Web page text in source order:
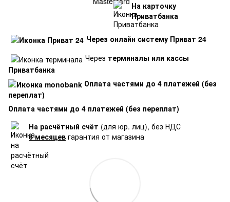
На карточку
Приватбанка
Через онлайн систему Приват 24
Через терминалы или кассы
Приватбанка
Оплата частями до 4 платежей (без
переплат)
Оплата частями до 4 платежей (без переплат)
На расчётный счёт (для юр. лиц), без НДС
6 месяцев гарантия от магазина